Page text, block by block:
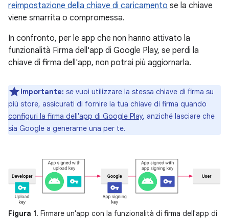
reimpostazione della chiave di caricamento se la chiave
viene smarrita o compromessa.
In confronto, per le app che non hanno attivato la
funzionalità Firma dell'app di Google Play, se perdi la
chiave di firma dell'app, non potrai più aggiornarla.
Importante: se vuoi utilizzare la stessa chiave di firma su
più store, assicurati di fornire la tua chiave di firma quando
configuri la firma dell'app di Google Play, anziché lasciare che
sia Google a generarne una per te.
Figura 1. Firmare un'app con la funzionalità di firma dell'app di